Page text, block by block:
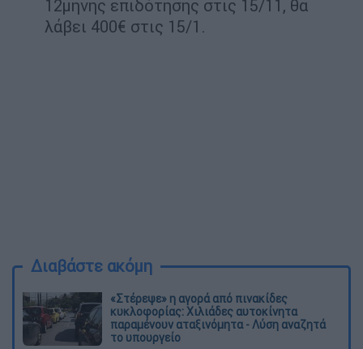
12μηνης επιδότησης στις 15/11, θα
λάβει 400€ στις 15/1.
Διαβάστε ακόμη
«Στέρεψε» η αγορά από πινακίδες
κυκλοφορίας: Χιλιάδες αυτοκίνητα
παραμένουν αταξινόμητα - Λύση αναζητά
το υπουργείο